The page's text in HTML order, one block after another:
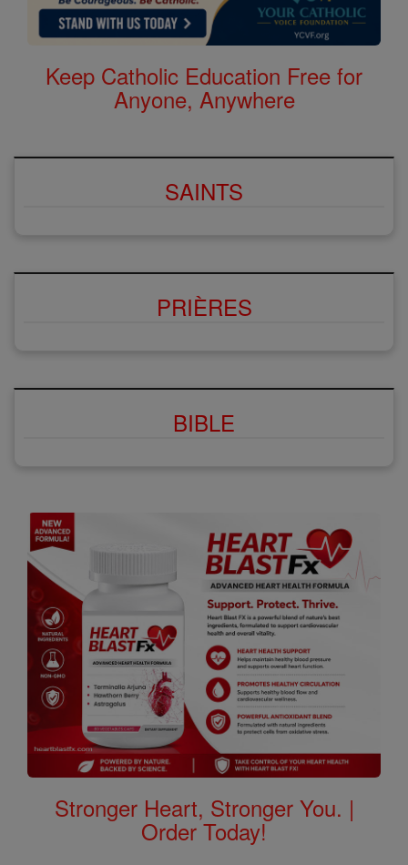
Keep Catholic Education Free for
Anyone, Anywhere
SAINTS
PRIÈRES
BIBLE
Stronger Heart, Stronger You. |
Order Today!